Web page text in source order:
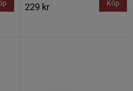
229 kr Köp